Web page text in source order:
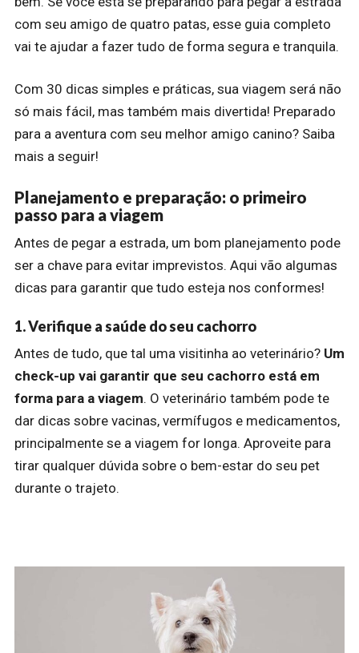
com seu amigo de quatro patas, esse guia completo
vai te ajudar a fazer tudo de forma segura e tranquila.
Com 30 dicas simples e práticas, sua viagem será não
só mais fácil, mas também mais divertida! Preparado
para a aventura com seu melhor amigo canino? Saiba
mais a seguir!
Planejamento e preparação: o primeiro
passo para a viagem
Antes de pegar a estrada, um bom planejamento pode
ser a chave para evitar imprevistos. Aqui vão algumas
dicas para garantir que tudo esteja nos conformes!
1. Verifique a saúde do seu cachorro
Antes de tudo, que tal uma visitinha ao veterinário? Um
check-up vai garantir que seu cachorro está em
forma para a viagem. O veterinário também pode te
dar dicas sobre vacinas, vermífugos e medicamentos,
principalmente se a viagem for longa. Aproveite para
tirar qualquer dúvida sobre o bem-estar do seu pet
durante o trajeto.